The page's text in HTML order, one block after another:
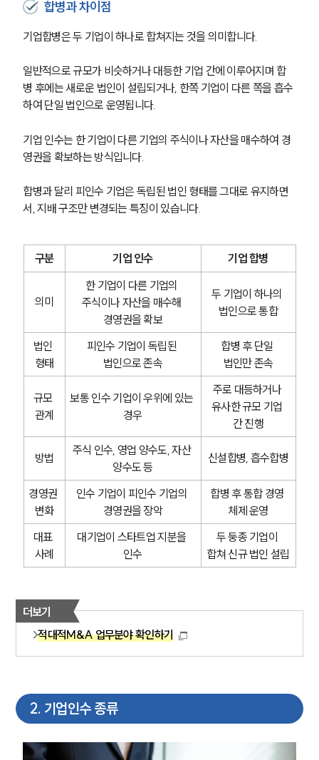
합병과 차이점
기업합병은 두 기업이 하나로 합쳐지는 것을 의미합니다.
일반적으로 규모가 비슷하거나 대등한 기업 간에 이루어지며 합
병 후에는 새로운 법인이 설립되거나, 한쪽 기업이 다른 쪽을 흡수
하여 단일 법인으로 운영됩니다.
기업 인수는 한 기업이 다른 기업의 주식이나 자산을 매수하여 경
영권을 확보하는 방식입니다.
합병과 달리 피인수 기업은 독립된 법인 형태를 그대로 유지하면
서, 지배 구조만 변경되는 특징이 있습니다.
구분 기업 인수 기업 합병
의미
한 기업이 다른 기업의
주식이나 자산을 매수해
경영권을 확보
두 기업이 하나의
법인으로 통합
법인
형태
피인수 기업이 독립된
법인으로 존속
합병 후 단일
법인만 존속
규모
관계
보통 인수 기업이 우위에 있는
경우
주로 대등하거나
유사한 규모 기업
간 진행
방법
주식 인수, 영업 양수도, 자산
양수도 등
신설합병, 흡수합병
경영권
변화
인수 기업이 피인수 기업의
경영권을 장악
합병 후 통합 경영
체제 운영
대표
사례
대기업이 스타트업 지분을
인수
두 둥종 기업이
합쳐 신규 법인 설립
더보기
적대적M&A 업무분야 확인하기
2. 기업인수 종류